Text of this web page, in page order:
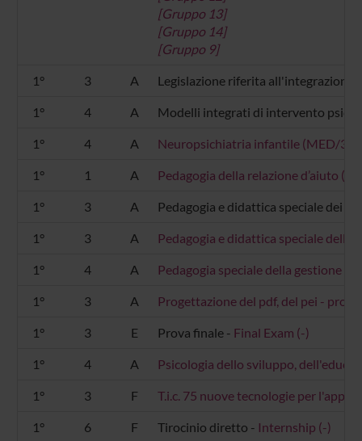
[Gruppo 13]
[Gruppo 14]
[Gruppo 9]
1° 3 A Legislazione riferita all'integrazione
1° 4 A Modelli integrati di intervento
1° 4 A Neuropsichiatria infantile (MED/39)
1° 1 A Pedagogia della relazione d’aiuto
1° 3 A Pedagogia e didattica speciale dei
1° 3 A Pedagogia e didattica speciale
1° 4 A Pedagogia speciale della gestione
1° 3 A Progettazione del pdf, del pei -
1° 3 E Prova finale - Final Exam (-)
1° 4 A Psicologia dello sviluppo,
1° 3 F T.i.c. 75 nuove tecnologie per
1° 6 F Tirocinio diretto - Internship (-)